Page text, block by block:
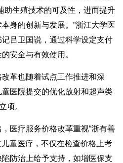
助生殖技术的可及性，进而提升
身的创新与发展。”浙江大学医
吕卫国说，通过科学设定支付
安全与有效使用。
革也随着试点工作推进和深
医院提交的优化放射和超声类
项。
医疗服务价格改革重视“浙有善
儿童医疗，不仅在检查价格上考
防治上给予支持，如增医保支